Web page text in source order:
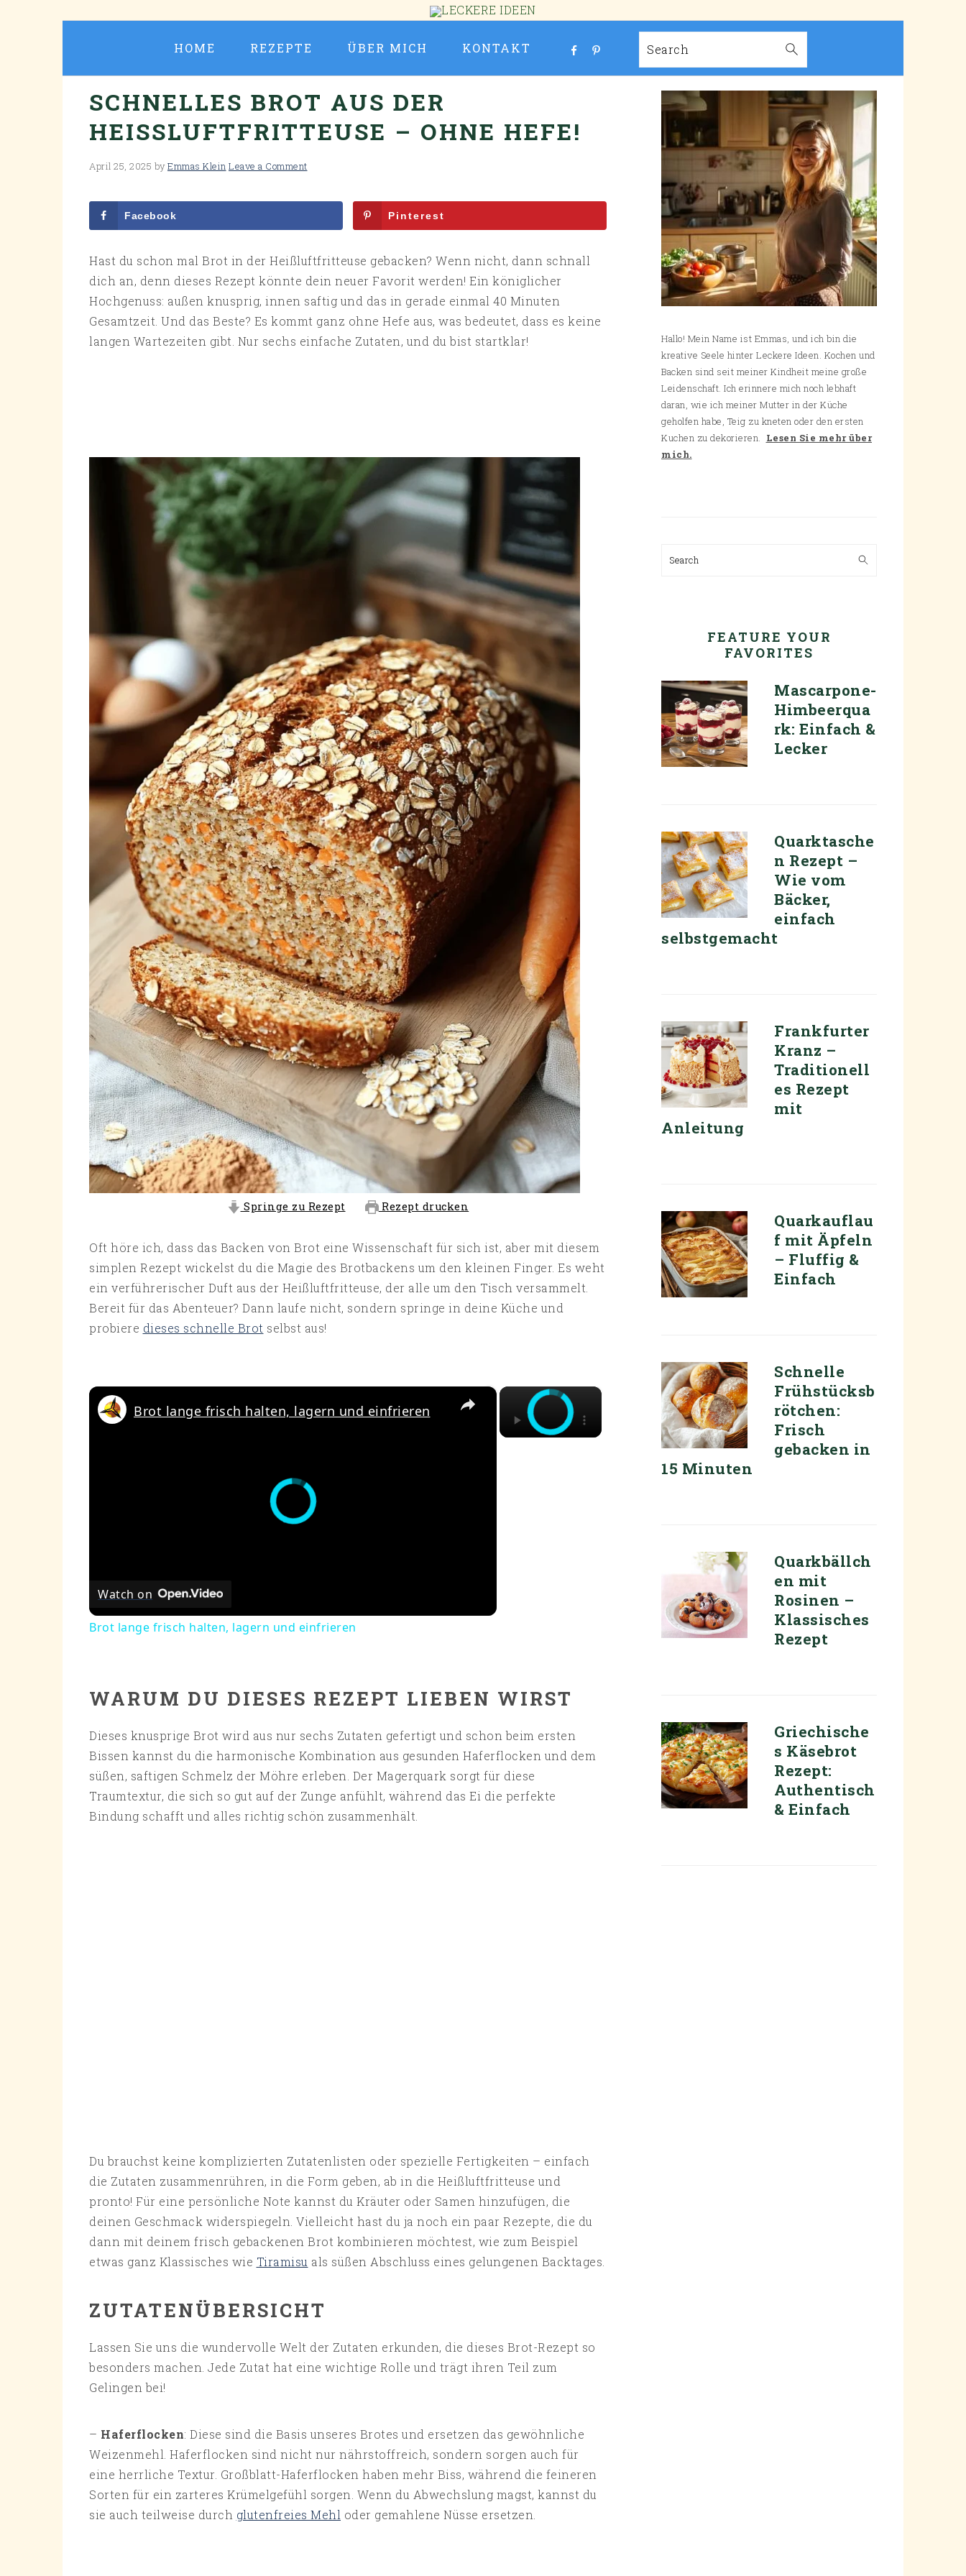
HOME REZEPTE ÜBER MICH KONTAKT Search
SCHNELLES BROT AUS DER
HEISSLUFTFRITTEUSE – OHNE HEFE!
April 25, 2025 byEmmas Klein Leave a Comment
Facebook Pinterest
Hast du schon mal Brot in der Heißluftfritteuse gebacken? Wenn nicht, dann schnall
dich an, denn dieses Rezept könnte dein neuer Favorit werden! Ein königlicher
Hochgenuss: außen knusprig, innen saftig und das in gerade einmal 40 Minuten
Gesamtzeit. Und das Beste? Es kommt ganz ohne Hefe aus, was bedeutet, dass es keine
langen Wartezeiten gibt. Nur sechs einfache Zutaten, und du bist startklar!
Springe zu Rezept Rezept drucken
Oft höre ich, dass das Backen von Brot eine Wissenschaft für sich ist, aber mit diesem
simplen Rezept wickelst du die Magie des Brotbackens um den kleinen Finger. Es weht
ein verführerischer Duft aus der Heißluftfritteuse, der alle um den Tisch versammelt.
Bereit für das Abenteuer? Dann laufe nicht, sondern springe in deine Küche und
probiere dieses schnelle Brot selbst aus!
×
×
Brot lange frisch halten, lagern und einfrieren
Watch on
Brot lange frisch halten, lagern und einfrieren
WARUM DU DIESES REZEPT LIEBEN WIRST
Dieses knusprige Brot wird aus nur sechs Zutaten gefertigt und schon beim ersten
Bissen kannst du die harmonische Kombination aus gesunden Haferflocken und dem
süßen, saftigen Schmelz der Möhre erleben. Der Magerquark sorgt für diese
Traumtextur, die sich so gut auf der Zunge anfühlt, während das Ei die perfekte
Bindung schafft und alles richtig schön zusammenhält.
Du brauchst keine komplizierten Zutatenlisten oder spezielle Fertigkeiten – einfach
die Zutaten zusammenrühren, in die Form geben, ab in die Heißluftfritteuse und
pronto! Für eine persönliche Note kannst du Kräuter oder Samen hinzufügen, die
deinen Geschmack widerspiegeln. Vielleicht hast du ja noch ein paar Rezepte, die du
dann mit deinem frisch gebackenen Brot kombinieren möchtest, wie zum Beispiel
etwas ganz Klassisches wie Tiramisu als süßen Abschluss eines gelungenen Backtages.
ZUTATENÜBERSICHT
Lassen Sie uns die wundervolle Welt der Zutaten erkunden, die dieses Brot-Rezept so
besonders machen. Jede Zutat hat eine wichtige Rolle und trägt ihren Teil zum
Gelingen bei!
– Haferflocken: Diese sind die Basis unseres Brotes und ersetzen das gewöhnliche
Weizenmehl. Haferflocken sind nicht nur nährstoffreich, sondern sorgen auch für
eine herrliche Textur. Großblatt-Haferflocken haben mehr Biss, während die feineren
Sorten für ein zarteres Krümelgefühl sorgen. Wenn du Abwechslung magst, kannst du
sie auch teilweise durch glutenfreies Mehl oder gemahlene Nüsse ersetzen.
PRIMARY
SIDEBAR
Hallo! Mein Name ist Emmas, und ich bin die
kreative Seele hinter Leckere Ideen. Kochen und
Backen sind seit meiner Kindheit meine große
Leidenschaft. Ich erinnere mich noch lebhaft
daran, wie ich meiner Mutter in der Küche
geholfen habe, Teig zu kneten oder den ersten
Kuchen zu dekorieren. Lesen Sie mehr über
mich.
Search
FEATURE YOUR
FAVORITES
Mascarpone-
Himbeerqua
rk: Einfach &
Lecker
Quarktasche
n Rezept –
Wie vom
Bäcker,
einfach
selbstgemacht
Frankfurter
Kranz –
Traditionell
es Rezept
mit
Anleitung
Quarkauflau
f mit Äpfeln
– Fluffig &
Einfach
Schnelle
Frühstücksb
rötchen:
Frisch
gebacken in
15 Minuten
Quarkbällch
en mit
Rosinen –
Klassisches
Rezept
Griechische
s Käsebrot
Rezept:
Authentisch
& Einfach